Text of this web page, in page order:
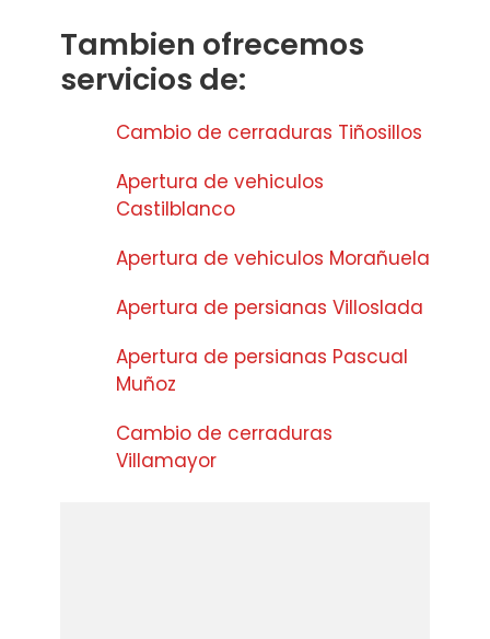
Tambien ofrecemos
servicios de:
Cambio de cerraduras Tiñosillos
Apertura de vehiculos
Castilblanco
Apertura de vehiculos Morañuela
Apertura de persianas Villoslada
Apertura de persianas Pascual
Muñoz
Cambio de cerraduras
Villamayor